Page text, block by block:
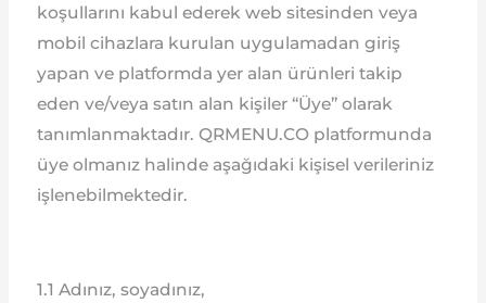
koşullarını kabul ederek web sitesinden veya
mobil cihazlara kurulan uygulamadan giriş
yapan ve platformda yer alan ürünleri takip
eden ve/veya satın alan kişiler “Üye” olarak
tanımlanmaktadır. QRMENU.CO platformunda
üye olmanız halinde aşağıdaki kişisel verileriniz
işlenebilmektedir.
1.1 Adınız, soyadınız,